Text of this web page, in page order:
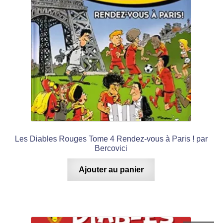
Les Diables Rouges Tome 4 Rendez-vous à Paris ! par
Bercovici
Ajouter au panier